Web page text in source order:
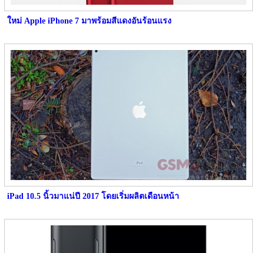
ใหม่ Apple iPhone 7 มาพร้อมสีแดงอันร้อนแรง
iPad 10.5 นิ้วมาแน่ปี 2017 โดยเริ่มผลิตเดือนหน้า